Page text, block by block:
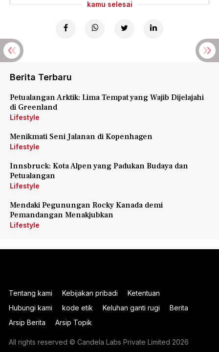
kamu selesai
Berita Terbaru
Petualangan Arktik: Lima Tempat yang Wajib Dijelajahi
di Greenland
Lifestyle
Menikmati Seni Jalanan di Kopenhagen
Lifestyle
Innsbruck: Kota Alpen yang Padukan Budaya dan
Petualangan
Lifestyle
Mendaki Pegunungan Rocky Kanada demi
Pemandangan Menakjubkan
Lifestyle
Tentang kami Kebijakan pribadi
Ketentuan
Hubungi kami
kode etik Keluhan ganti rugi
Berita
Arsip Berita
Arsip Topik
All rights reserved © Candela Labs Private Limited 2026